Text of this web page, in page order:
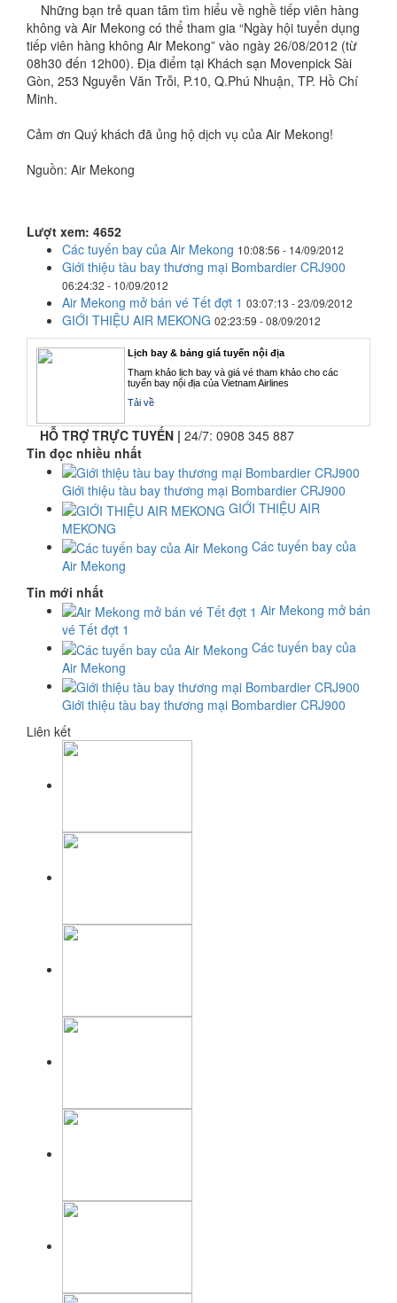
Những bạn trẻ quan tâm tìm hiểu về nghề tiếp viên hàng
không và Air Mekong có thể tham gia “Ngày hội tuyển dụng
tiếp viên hàng không Air Mekong” vào ngày 26/08/2012 (từ
08h30 đến 12h00). Địa điểm tại Khách sạn Movenpick Sài
Gòn, 253 Nguyễn Văn Trỗi, P.10, Q.Phú Nhuận, TP. Hồ Chí
Minh.
Cảm ơn Quý khách đã ủng hộ dịch vụ của Air Mekong!
Nguồn: Air Mekong
Lượt xem: 4652
Các tuyến bay của Air Mekong 10:08:56 - 14/09/2012
Giới thiệu tàu bay thương mại Bombardier CRJ900
06:24:32 - 10/09/2012
Air Mekong mở bán vé Tết đợt 1 03:07:13 - 23/09/2012
GIỚI THIỆU AIR MEKONG 02:23:59 - 08/09/2012
Lịch bay & bảng giá tuyến nội địa
Tham khảo lịch bay và giá vé tham khảo cho các
tuyến bay nội địa của Vietnam Airlines
Tải về
HỖ TRỢ TRỰC TUYẾN | 24/7: 0908 345 887
Tin đọc nhiều nhất
Giới thiệu tàu bay thương mại Bombardier CRJ900
GIỚI THIỆU AIR
MEKONG
Các tuyến bay của
Air Mekong
Tin mới nhất
Air Mekong mở bán
vé Tết đợt 1
Các tuyến bay của
Air Mekong
Giới thiệu tàu bay thương mại Bombardier CRJ900
Liên kết